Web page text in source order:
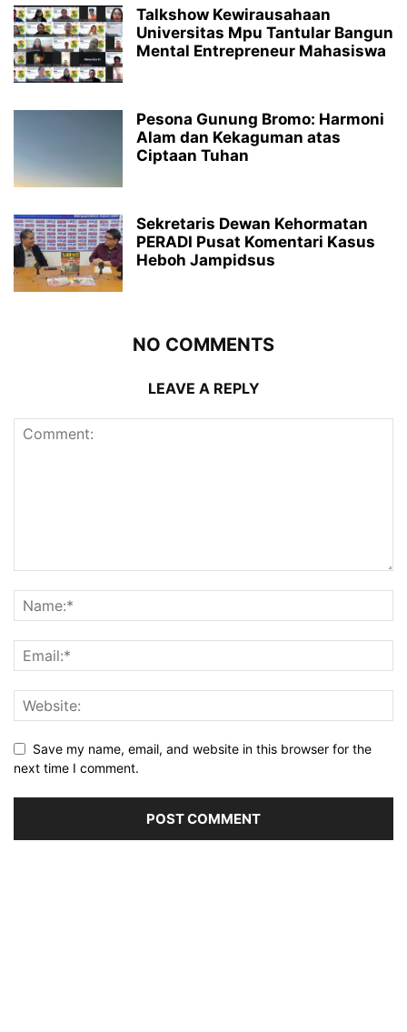
Talkshow Kewirausahaan
Universitas Mpu Tantular Bangun
Mental Entrepreneur Mahasiswa
Pesona Gunung Bromo: Harmoni
Alam dan Kekaguman atas
Ciptaan Tuhan
Sekretaris Dewan Kehormatan
PERADI Pusat Komentari Kasus
Heboh Jampidsus
NO COMMENTS
LEAVE A REPLY
Save my name, email, and website in this browser for the
next time I comment.